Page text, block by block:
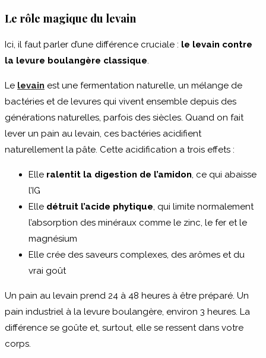
Le rôle magique du levain
Ici, il faut parler d’une différence cruciale : le levain contre
la levure boulangère classique.
Le levain est une fermentation naturelle, un mélange de
bactéries et de levures qui vivent ensemble depuis des
générations naturelles, parfois des siècles. Quand on fait
lever un pain au levain, ces bactéries acidifient
naturellement la pâte. Cette acidification a trois effets :
Elle ralentit la digestion de l’amidon, ce qui abaisse
l’IG
Elle détruit l’acide phytique, qui limite normalement
l’absorption des minéraux comme le zinc, le fer et le
magnésium
Elle crée des saveurs complexes, des arômes et du
vrai goût
Un pain au levain prend 24 à 48 heures à être préparé. Un
pain industriel à la levure boulangère, environ 3 heures. La
différence se goûte et, surtout, elle se ressent dans votre
corps.